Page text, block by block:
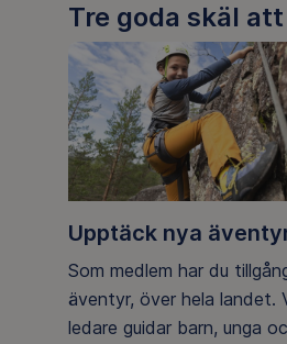
Tre goda skäl
Upptäck nya
Som medlem har du
äventyr, över hela landet.
ledare guidar barn, unga